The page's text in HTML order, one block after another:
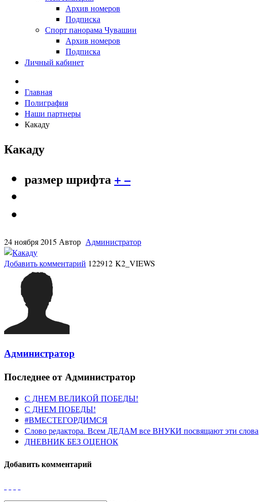
Архив номеров
Подписка
Спорт панорама Чувашии
Архив номеров
Подписка
Личный кабинет
Главная
Полиграфия
Наши партнеры
Какаду
Какаду
размер шрифта + –
24 ноября 2015 Автор Администратор
Добавить комментарий 122912 K2_VIEWS
Администратор
Последнее от Администратор
С ДНЕМ ВЕЛИКОЙ ПОБЕДЫ!
С ДНЕМ ПОБЕДЫ!
#ВМЕСТЕГОРДИМСЯ
Слово редактора. Всем ДЕДАМ все ВНУКИ посвящают эти слова
ДНЕВНИК БЕЗ ОЦЕНОК
Добавить комментарий